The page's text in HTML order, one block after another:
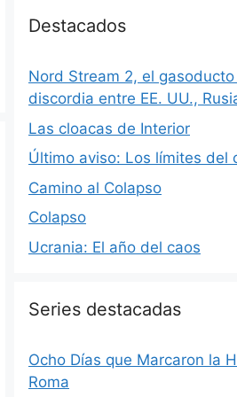
Destacados
Nord Stream 2, el
discordia entre EE. UU.,
Las cloacas de Interior
Último aviso: Los límites del
Camino al Colapso
Colapso
Ucrania: El año del caos
Series destacadas
Ocho Días que Marcaron la
Roma